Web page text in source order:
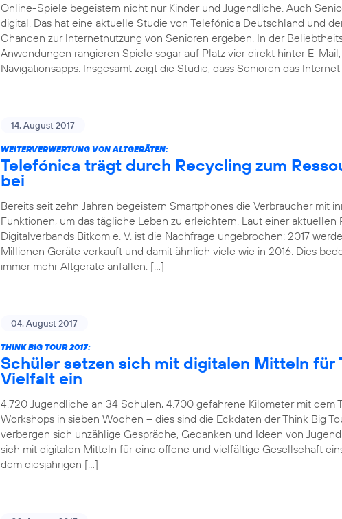
Online-Spiele begeistern nicht nur Kinder und Jugendliche. Auch
digital. Das hat eine aktuelle Studie von Telefónica Deutschland und
Chancen zur Internetnutzung von Senioren ergeben. In der
Anwendungen rangieren Spiele sogar auf Platz vier direkt hinter E-
Navigationsapps. Insgesamt zeigt die Studie, dass Senioren das
14. August 2017
WEITERVERWERTUNG VON ALTGERÄTEN:
Telefónica trägt durch Recycling zum
bei
Bereits seit zehn Jahren begeistern Smartphones die Verbraucher mit
Funktionen, um das tägliche Leben zu erleichtern. Laut einer aktuellen
Digitalverbands Bitkom e. V. ist die Nachfrage ungebrochen: 2017
Millionen Geräte verkauft und damit ähnlich viele wie in 2016. Dies
immer mehr Altgeräte anfallen. […]
04. August 2017
THINK BIG TOUR 2017:
Schüler setzen sich mit digitalen Mitteln für
Vielfalt ein
4.720 Jugendliche an 34 Schulen, 4.700 gefahrene Kilometer mit dem
Workshops in sieben Wochen – dies sind die Eckdaten der Think Big
verbergen sich unzählige Gespräche, Gedanken und Ideen von
sich mit digitalen Mitteln für eine offene und vielfältige Gesellschaft
dem diesjährigen […]